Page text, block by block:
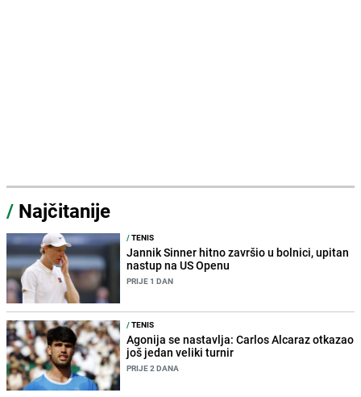
/ Najčitanije
/TENIS
Jannik Sinner hitno završio u bolnici, upitan
nastup na US Openu
PRIJE 1 DAN
/TENIS
Agonija se nastavlja: Carlos Alcaraz otkazao
još jedan veliki turnir
PRIJE 2 DANA